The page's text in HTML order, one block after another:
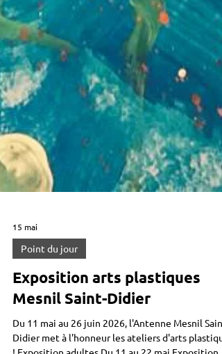
15 mai
Point du jour
Exposition arts plastiques
Mesnil Saint-Didier